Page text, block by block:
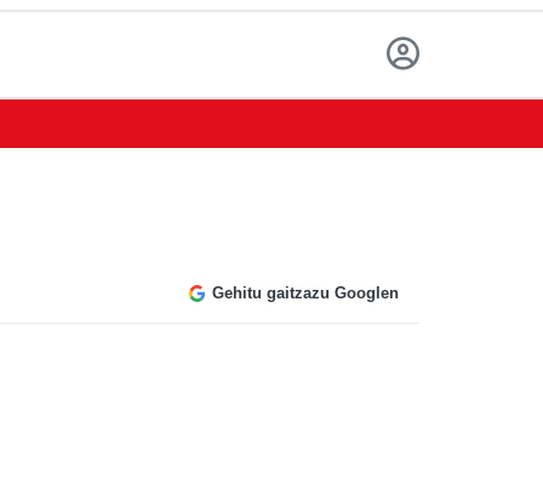
Gehitu gaitzazu Googlen